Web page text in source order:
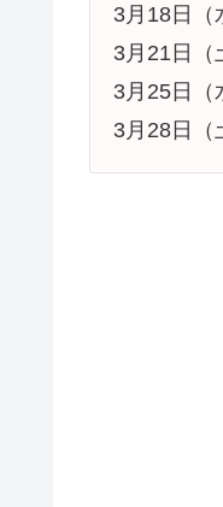
3月18日（
3月21日（
3月25日（
3月28日（